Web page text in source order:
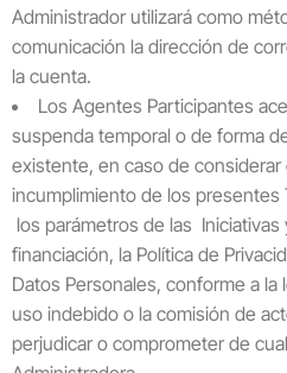
Administrador utilizará como
comunicación la dirección de
la cuenta.
Los Agentes Participantes
suspenda temporal o de forma
existente, en caso de
incumplimiento de los presentes
los parámetros de las Iniciativas
financiación, la Política de
Datos Personales, conforme a
uso indebido o la comisión de
perjudicar o comprometer de